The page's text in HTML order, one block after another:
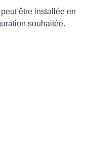
peut être installée en
souhaitée.